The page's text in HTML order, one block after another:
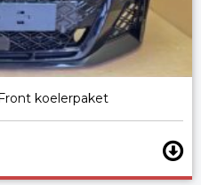
koelerpaket